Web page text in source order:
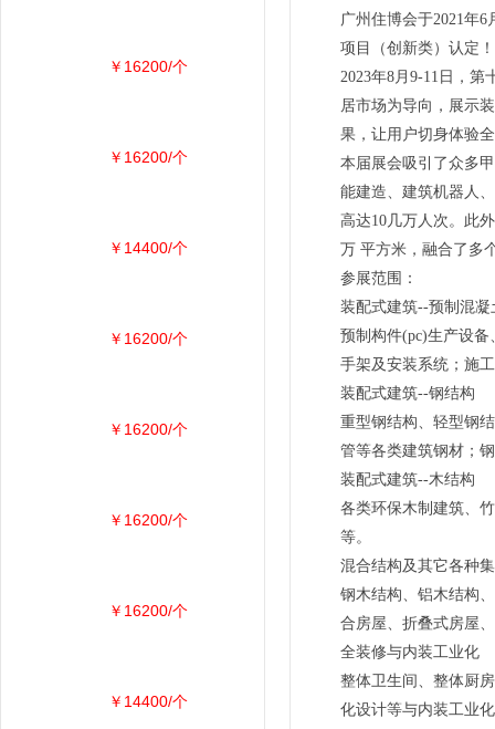
广州住博会于2021年
项目（创新类）认定！
2023年8月9-11日，第
居市场为导向，展示
果，让用户切身体验
本届展会吸引了众多
能建造、建筑机器人
高达10几万人次。此
万 平方米，融合了多
参展范围：
装配式建筑--预制混凝
预制构件(pc)生产设
手架及安装系统；施
装配式建筑--钢结构
重型钢结构、轻型钢
管等各类建筑钢材；
装配式建筑--木结构
各类环保木制建筑、
等。
混合结构及其它各种
钢木结构、铝木结构
合房屋、折叠式房屋
全装修与内装工业化
整体卫生间、整体厨
化设计等与内装工业
￥16200/个
￥16200/个
￥14400/个
￥16200/个
￥16200/个
￥16200/个
￥16200/个
￥14400/个